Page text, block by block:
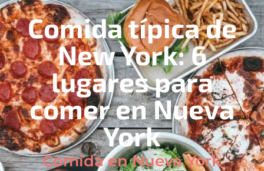
Comida típica de
New York: 6
lugares para
comer en Nueva
York
Comida en Nueva York